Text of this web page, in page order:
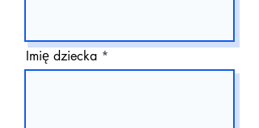
Imię dziecka